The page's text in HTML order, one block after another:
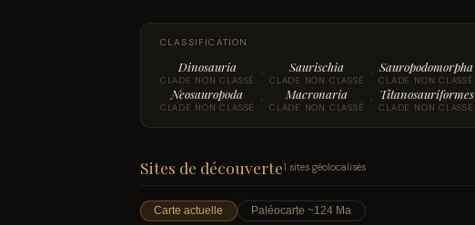
CLASSIFICATION
Dinosauria
CLADE NON CLASSÉ › Saurischia
CLADE NON CLASSÉ › Sauropodomorpha
CLADE NON CLASSÉ
Neosauropoda
CLADE NON CLASSÉ › Macronaria
CLADE NON CLASSÉ › Titanosauriformes
CLADE NON CLASSÉ
Sites de découverte1 sites géolocalisés
Carte actuelle Paléocarte ~124 Ma